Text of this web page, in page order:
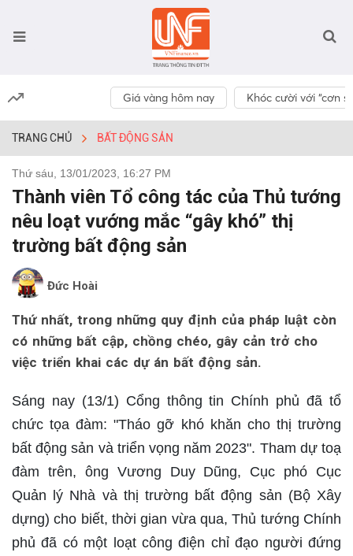
Giá vàng hôm nay Khóc cười với “cơn
TRANG CHỦ BẤT ĐỘNG SẢN
Thứ sáu, 13/01/2023, 16:27 PM
Thành viên Tổ công tác của Thủ tướng
nêu loạt vướng mắc “gây khó” thị
trường bất động sản
Đức Hoài
Thứ nhất, trong những quy định của pháp luật còn
có những bất cập, chồng chéo, gây cản trở cho
việc triển khai các dự án bất động sản.
Sáng nay (13/1) Cổng thông tin Chính phủ đã tổ
chức tọa đàm: "Tháo gỡ khó khăn cho thị trường
bất động sản và triển vọng năm 2023". Tham dự toạ
đàm trên, ông Vương Duy Dũng, Cục phó Cục
Quản lý Nhà và thị trường bất động sản (Bộ Xây
dựng) cho biết, thời gian vừa qua, Thủ tướng Chính
phủ đã có một loạt công điện chỉ đạo người đứng